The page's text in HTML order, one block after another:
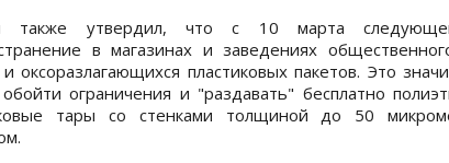
также утвердил, что с 10 марта
в магазинах и заведениях
и оксоразлагающихся пластиковых пакетов. Это
обойти ограничения и "раздавать" бесплатно
тары со стенками толщиной до 50